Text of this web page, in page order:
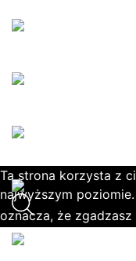
Ta strona korzysta z
najwyższym
oznacza, że zgadzasz